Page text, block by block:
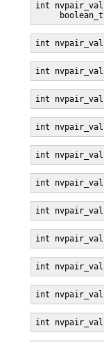
int
int
int
int
int
int
int
int
int
int
int
int